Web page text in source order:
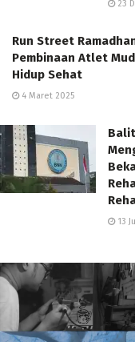
23
Run Street
Pembinaan Atlet
Hidup Sehat
4 Maret 2025
13